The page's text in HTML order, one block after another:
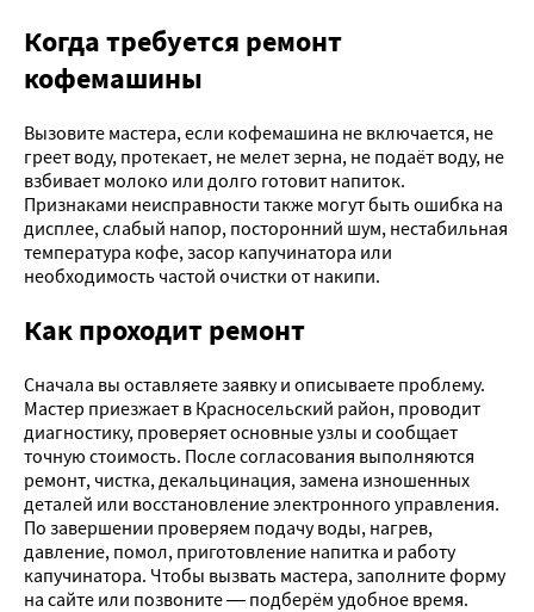
Когда требуется ремонт
кофемашины
Вызовите мастера, если кофемашина не включается, не
греет воду, протекает, не мелет зерна, не подаёт воду, не
взбивает молоко или долго готовит напиток.
Признаками неисправности также могут быть ошибка на
дисплее, слабый напор, посторонний шум, нестабильная
температура кофе, засор капучинатора или
необходимость частой очистки от накипи.
Как проходит ремонт
Сначала вы оставляете заявку и описываете проблему.
Мастер приезжает в Красносельский район, проводит
диагностику, проверяет основные узлы и сообщает
точную стоимость. После согласования выполняются
ремонт, чистка, декальцинация, замена изношенных
деталей или восстановление электронного управления.
По завершении проверяем подачу воды, нагрев,
давление, помол, приготовление напитка и работу
капучинатора. Чтобы вызвать мастера, заполните форму
на сайте или позвоните — подберём удобное время.